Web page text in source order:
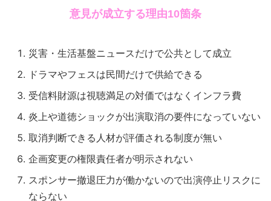
意見が成立する理由10箇条
災害・生活基盤ニュースだけで公共として成立
ドラマやフェスは民間だけで供給できる
受信料財源は視聴満足の対価ではなくインフラ費
炎上や道徳ショックが出演取消の要件になっていない
取消判断できる人材が評価される制度が無い
企画変更の権限責任者が明示されない
スポンサー撤退圧力が働かないので出演停止リスクに
ならない